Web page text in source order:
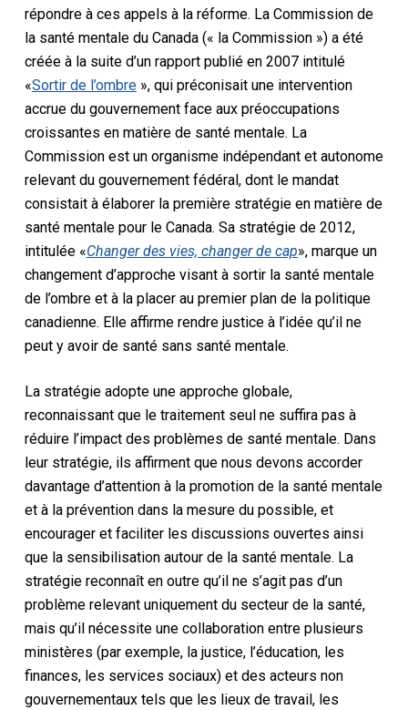
répondre à ces appels à la réforme. La Commission de
la santé mentale du Canada (« la Commission ») a été
créée à la suite d’un rapport publié en 2007 intitulé
«Sortir de l’ombre», qui préconisait une intervention
accrue du gouvernement face aux préoccupations
croissantes en matière de santé mentale. La
Commission est un organisme indépendant et autonome
relevant du gouvernement fédéral, dont le mandat
consistait à élaborer la première stratégie en matière de
santé mentale pour le Canada. Sa stratégie de 2012,
intitulée «Changer des vies, changer de cap», marque un
changement d’approche visant à sortir la santé mentale
de l’ombre et à la placer au premier plan de la politique
canadienne. Elle affirme rendre justice à l’idée qu’il ne
peut y avoir de santé sans santé mentale.
La stratégie adopte une approche globale,
reconnaissant que le traitement seul ne suffira pas à
réduire l’impact des problèmes de santé mentale. Dans
leur stratégie, ils affirment que nous devons accorder
davantage d’attention à la promotion de la santé mentale
et à la prévention dans la mesure du possible, et
encourager et faciliter les discussions ouvertes ainsi
que la sensibilisation autour de la santé mentale. La
stratégie reconnaît en outre qu’il ne s’agit pas d’un
problème relevant uniquement du secteur de la santé,
mais qu’il nécessite une collaboration entre plusieurs
ministères (par exemple, la justice, l’éducation, les
finances, les services sociaux) et des acteurs non
gouvernementaux tels que les lieux de travail, les